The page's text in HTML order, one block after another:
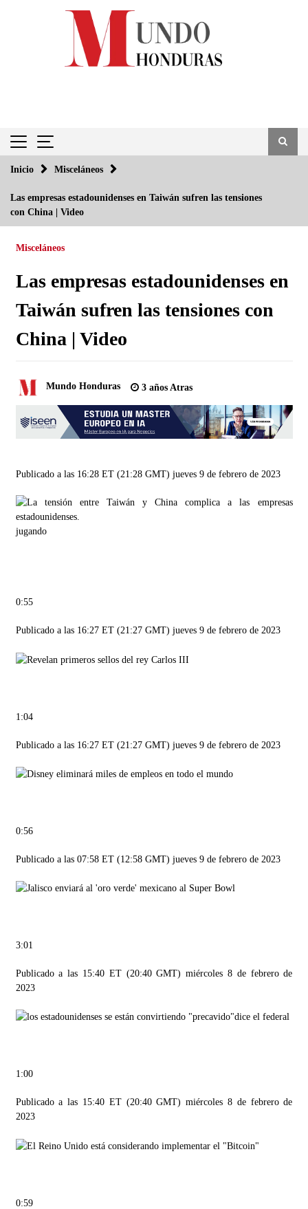
Inicio Misceláneos
Las empresas estadounidenses en Taiwán sufren las tensiones
con China | Video
Misceláneos
Las empresas estadounidenses en
Taiwán sufren las tensiones con
China | Video
Mundo Honduras 3 años Atras
Publicado a las 16:28 ET (21:28 GMT) jueves 9 de febrero de 2023
jugando
0:55
Publicado a las 16:27 ET (21:27 GMT) jueves 9 de febrero de 2023
1:04
Publicado a las 16:27 ET (21:27 GMT) jueves 9 de febrero de 2023
0:56
Publicado a las 07:58 ET (12:58 GMT) jueves 9 de febrero de 2023
3:01
Publicado a las 15:40 ET (20:40 GMT) miércoles 8 de febrero de
2023
1:00
Publicado a las 15:40 ET (20:40 GMT) miércoles 8 de febrero de
2023
0:59